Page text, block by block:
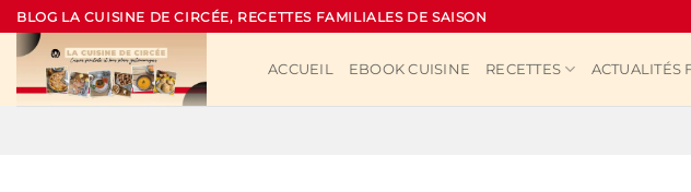
Passer
au
contenu
BLOG LA CUISINE DE CIRCÉE, RECETTES FAMILIALES DE SAISON
ACCUEIL EBOOK CUISINE RECETTES ACTUALITÉS